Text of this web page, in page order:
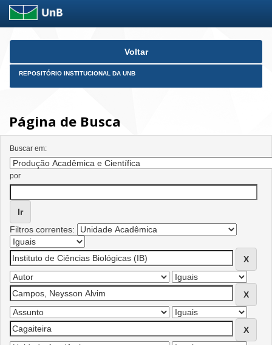
Skip
Voltar
REPOSITÓRIO INSTITUCIONAL DA UNB
Página de Busca
Buscar em:
por
Filtros correntes: